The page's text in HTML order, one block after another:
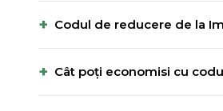
+ Codul de reducere de la
+ Cât poți economisi cu